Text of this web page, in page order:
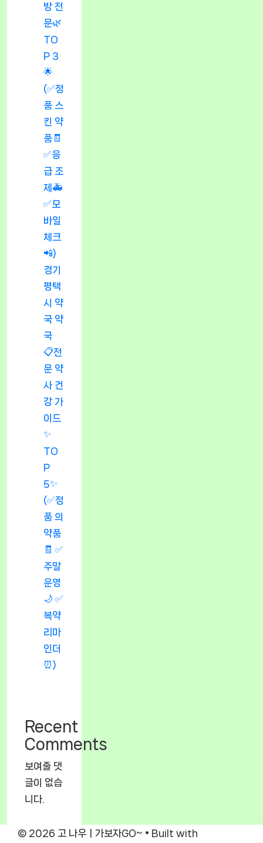
방 전
문🌿
TO
P 3
🌟
(✅정
품 스
킨 약
품🧾
✅응
급 조
제🚑
✅모
바일
체크
📲)
경기
평택
시 약
국 약
국
📋전
문 약
사 건
강 가
이드
✨
TO
P
5✨
(✅정
품 의
약품
🧾 ✅
주말
운영
🌙 ✅
복약
리마
인더
⏰)
Recent
Comments
보여줄 댓
글이 없습
니다.
© 2026 고 나우ㅣ가보자GO~ • Built with